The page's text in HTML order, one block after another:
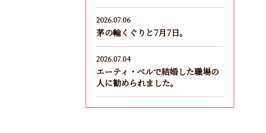
2026.07.06
茅の輪くぐりと7月7日。
2026.07.04
エーティ・ベルで結婚した職場の
人に勧められました。